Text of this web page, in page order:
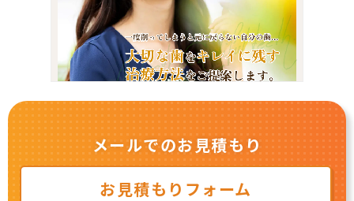
メールでのお見積もり
お見積もりフォーム